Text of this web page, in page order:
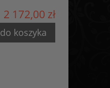
2 172,00 zł
do koszyka